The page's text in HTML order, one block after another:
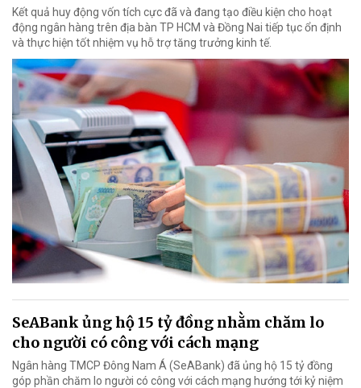
Kết quả huy động vốn tích cực đã và đang tạo điều kiện cho hoạt
động ngân hàng trên địa bàn TP HCM và Đồng Nai tiếp tục ổn định
và thực hiện tốt nhiệm vụ hỗ trợ tăng trưởng kinh tế.
SeABank ủng hộ 15 tỷ đồng nhằm chăm lo
cho người có công với cách mạng
Ngân hàng TMCP Đông Nam Á (SeABank) đã ủng hộ 15 tỷ đồng
góp phần chăm lo người có công với cách mạng hướng tới kỷ niệm